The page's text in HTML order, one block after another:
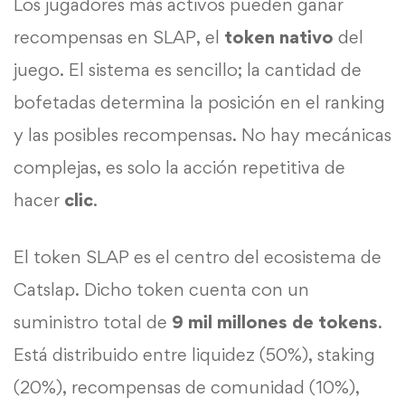
recompensas en SLAP, el token nativo del
juego. El sistema es sencillo; la cantidad de
bofetadas determina la posición en el ranking
y las posibles recompensas. No hay mecánicas
complejas, es solo la acción repetitiva de
hacer clic.
El token SLAP es el centro del ecosistema de
Catslap. Dicho token cuenta con un
suministro total de 9 mil millones de tokens.
Está distribuido entre liquidez (50%), staking
(20%), recompensas de comunidad (10%),